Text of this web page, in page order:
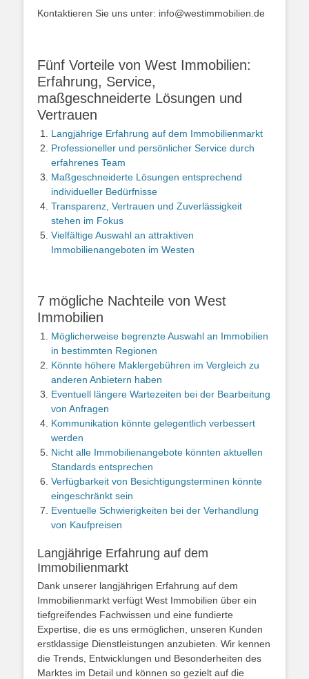
Kontaktieren Sie uns unter: info@westimmobilien.de
Fünf Vorteile von West Immobilien:
Erfahrung, Service,
maßgeschneiderte Lösungen und
Vertrauen
Langjährige Erfahrung auf dem Immobilienmarkt
Professioneller und persönlicher Service durch
erfahrenes Team
Maßgeschneiderte Lösungen entsprechend
individueller Bedürfnisse
Transparenz, Vertrauen und Zuverlässigkeit
stehen im Fokus
Vielfältige Auswahl an attraktiven
Immobilienangeboten im Westen
7 mögliche Nachteile von West
Immobilien
Möglicherweise begrenzte Auswahl an Immobilien
in bestimmten Regionen
Könnte höhere Maklergebühren im Vergleich zu
anderen Anbietern haben
Eventuell längere Wartezeiten bei der Bearbeitung
von Anfragen
Kommunikation könnte gelegentlich verbessert
werden
Nicht alle Immobilienangebote könnten aktuellen
Standards entsprechen
Verfügbarkeit von Besichtigungsterminen könnte
eingeschränkt sein
Eventuelle Schwierigkeiten bei der Verhandlung
von Kaufpreisen
Langjährige Erfahrung auf dem
Immobilienmarkt
Dank unserer langjährigen Erfahrung auf dem
Immobilienmarkt verfügt West Immobilien über ein
tiefgreifendes Fachwissen und eine fundierte
Expertise, die es uns ermöglichen, unseren Kunden
erstklassige Dienstleistungen anzubieten. Wir kennen
die Trends, Entwicklungen und Besonderheiten des
Marktes im Detail und können so gezielt auf die